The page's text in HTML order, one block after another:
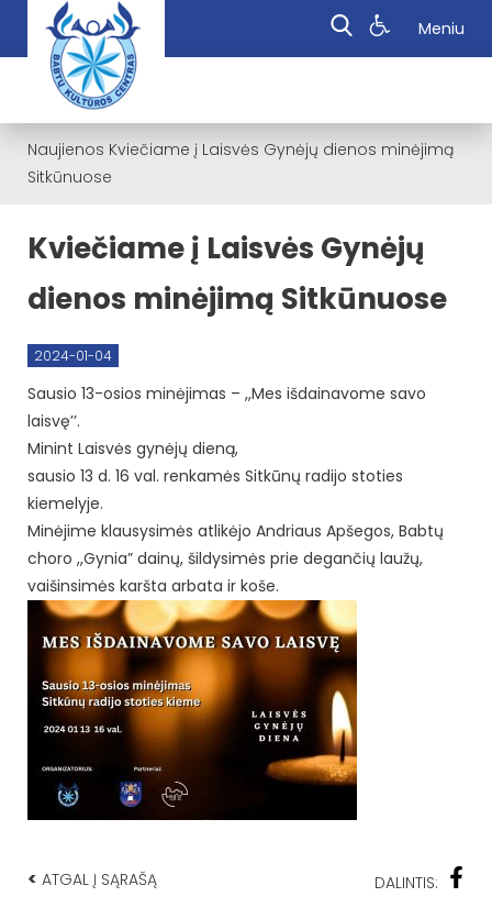
Meniu
Naujienos Kviečiame į Laisvės Gynėjų dienos minėjimą
Sitkūnuose
Kviečiame į Laisvės Gynėjų
dienos minėjimą Sitkūnuose
2024-01-04
Sausio 13-osios minėjimas – ,,Mes išdainavome savo
laisvę’’.
Minint Laisvės gynėjų dieną,
sausio 13 d. 16 val. renkamės Sitkūnų radijo stoties
kiemelyje.
Minėjime klausysimės atlikėjo Andriaus Apšegos, Babtų
choro ,,Gynia” dainų, šildysimės prie degančių laužų,
vaišinsimės karšta arbata ir koše.
< ATGAL Į SĄRAŠĄ DALINTIS: